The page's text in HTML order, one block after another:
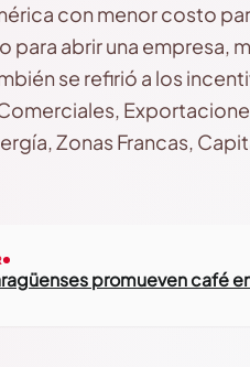
con menor costo
para abrir una empresa,
se refirió a los
Zonas Francas,
promueven café